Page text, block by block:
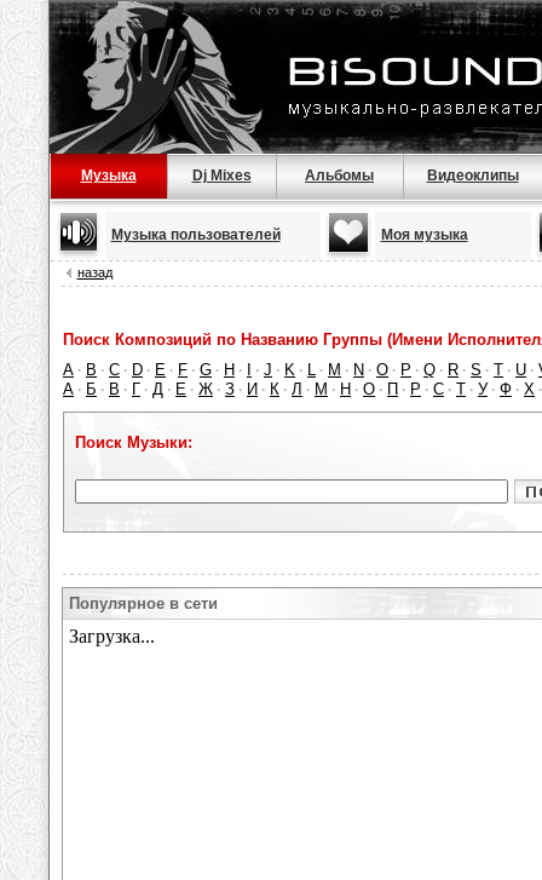
Музыка Dj Mixes Альбомы Видеоклипы
Музыка пользователей Моя музыка
назад
Поиск Композиций по Названию Группы (Имени
A · B · C · D · E · F · G · H · · J · K · L · M · N · O · P · Q · R · S · T · U ·
А · Б · В · Г · Д · Е · Ж · З · И · К · Л · М · Н · О · П · Р · С · Т · У · Ф · Х
Поиск Музыки:
Популярное в сети